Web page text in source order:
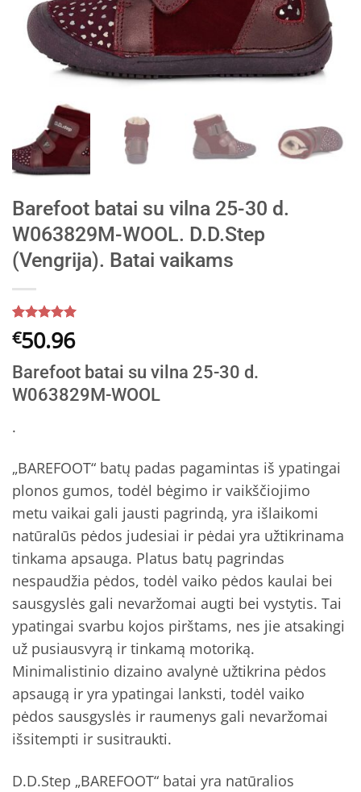
Barefoot batai su vilna 25-30 d.
W063829M-WOOL. D.D.Step
(Vengrija). Batai vaikams
Įvertinimas:
5iš 5
įvertinimų:
5
)
€50.96
Barefoot batai su vilna 25-30 d.
W063829M-WOOL
.
„BAREFOOT“ batų padas pagamintas iš ypatingai
plonos gumos, todėl bėgimo ir vaikščiojimo
metu vaikai gali jausti pagrindą, yra išlaikomi
natūralūs pėdos judesiai ir pėdai yra užtikrinama
tinkama apsauga. Platus batų pagrindas
nespaudžia pėdos, todėl vaiko pėdos kaulai bei
sausgyslės gali nevaržomai augti bei vystytis. Tai
ypatingai svarbu kojos pirštams, nes jie atsakingi
už pusiausvyrą ir tinkamą motoriką.
Minimalistinio dizaino avalynė užtikrina pėdos
apsaugą ir yra ypatingai lanksti, todėl vaiko
pėdos sausgyslės ir raumenys gali nevaržomai
išsitempti ir susitraukti.
D.D.Step „BAREFOOT“ batai yra natūralios